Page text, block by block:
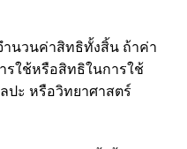
ค่าสิทธิทั้งสิ้น ถ้าค่า
รใช้หรือสิทธิในการใช้
ปะ หรือวิทยาศาสตร์